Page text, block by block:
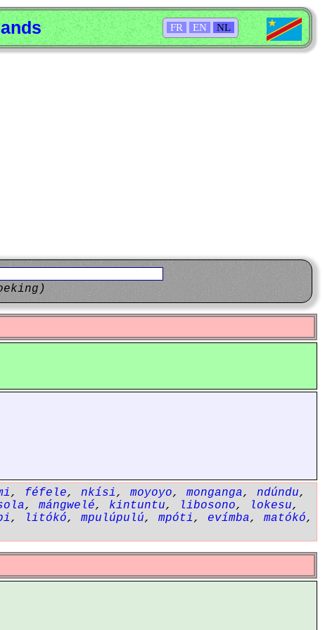
FR EN NL
, féfele, nkísi, moyoyo, monganga, ndúndu,
, mángwelé, kintuntu, libosono, lokesu,
, litókó, mpulúpulú, mpóti, evímba, matókó,